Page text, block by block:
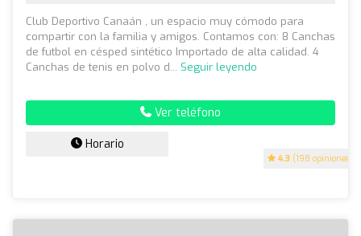
4.3 (198 opiniones)
Club Deportivo Canaán , un espacio muy cómodo para
compartir con la familia y amigos. Contamos con: 8 Canchas
de futbol en césped sintético Importado de alta calidad. 4
Canchas de tenis en polvo d... Seguir leyendo
Ver teléfono
Horario